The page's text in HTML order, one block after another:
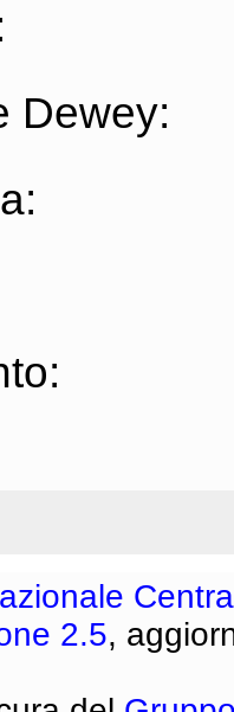
Dewey:
2.5,